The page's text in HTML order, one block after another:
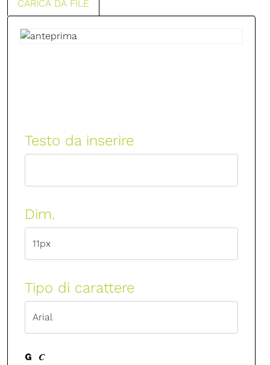
CARICA DA FILE
Testo da inserire
Dim.
Tipo di carattere